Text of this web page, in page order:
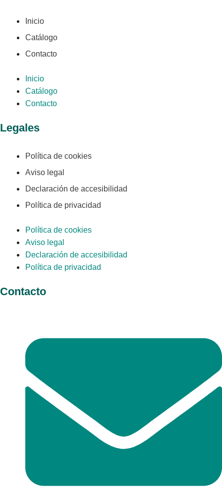
Inicio
Catálogo
Contacto
Inicio
Catálogo
Contacto
Legales
Política de cookies
Aviso legal
Declaración de accesibilidad
Política de privacidad
Política de cookies
Aviso legal
Declaración de accesibilidad
Política de privacidad
Contacto